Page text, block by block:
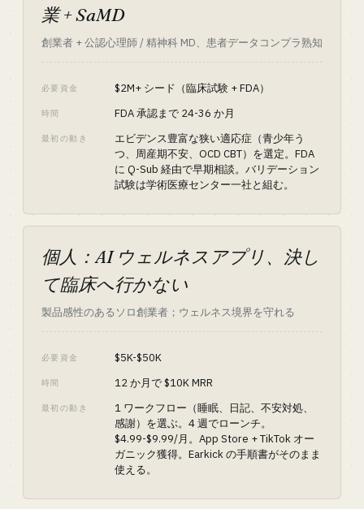
業 + SaMD
創業者 + 公認心理師 / 精神科 MD、患者データコンプラ熟知
必要資金 $2M+ シード（臨床試験 + FDA）
時間 FDA 承認まで 24-36 か月
最初の動き
エビデンス豊富な狭い適応症（青少年う
つ、周産期不安、OCD CBT）を選定。FDA
に Q-Sub 経由で早期相談。バリデーション
試験は学術医療センター一社と組む。
個人：AI ウェルネスアプリ、決し
て臨床へ行かない
製品感性のあるソロ創業者；ウェルネス境界を守れる
必要資金 $5K-$50K
時間 12 か月で $10K MRR
最初の動き
1 ワークフロー（睡眠、日記、不安対処、
感謝）を選ぶ。4 週でローンチ。
$4.99-$9.99/月。App Store + TikTok オー
ガニック獲得。Earkick の手順書がそのまま
使える。